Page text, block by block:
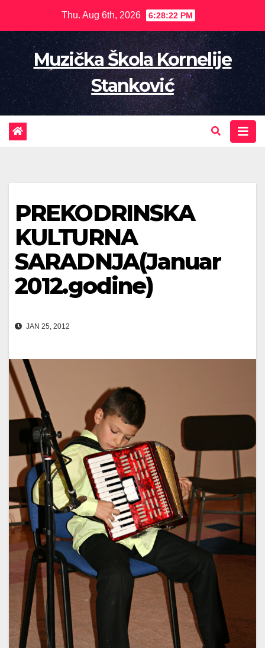
content
Thu. Aug 6th, 2026 6:28:24 PM
Muzička Škola Kornelije
Stanković
PREKODRINSKA
KULTURNA
SARADNJA(Januar
2012.godine)
JAN 25, 2012